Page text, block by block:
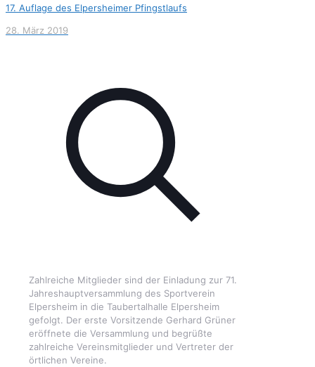
17. Auflage des Elpersheimer Pfingstlaufs
28. März 2019
Zahlreiche Mitglieder sind der Einladung zur 71.
Jahreshauptversammlung des Sportverein
Elpersheim in die Taubertalhalle Elpersheim
gefolgt. Der erste Vorsitzende Gerhard Grüner
eröffnete die Versammlung und begrüßte
zahlreiche Vereinsmitglieder und Vertreter der
örtlichen Vereine.